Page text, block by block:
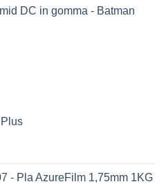
DC in gomma - Batman
- Pla AzureFilm 1,75mm 1KG